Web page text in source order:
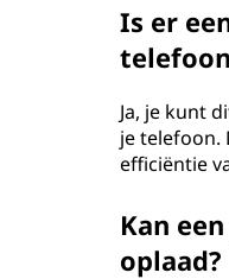
Is er
Ja, je kunt
je telefoon.
efficiëntie
Kan
oplaad?